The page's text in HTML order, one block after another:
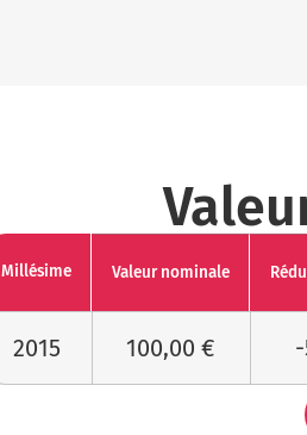
Millésime Valeur nominale
2015 100,00 €